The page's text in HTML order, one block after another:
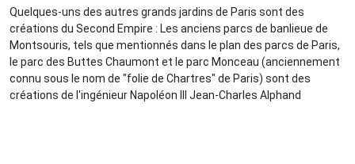
Quelques-uns des autres grands jardins de Paris sont des
créations du Second Empire : Les anciens parcs de banlieue de
Montsouris, tels que mentionnés dans le plan des parcs de Paris,
le parc des Buttes Chaumont et le parc Monceau (anciennement
connu sous le nom de "folie de Chartres" de Paris) sont des
créations de l'ingénieur Napoléon III Jean-Charles Alphand